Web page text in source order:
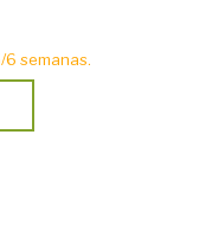
6 semanas.